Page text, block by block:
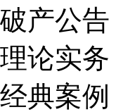
破产公告
理论实务
经典案例